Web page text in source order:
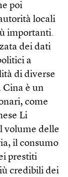
poi
locali
importanti.
dei dati
a
di diverse
Cina è un
come
Li
volume delle
il consumo
prestiti
credibili dei